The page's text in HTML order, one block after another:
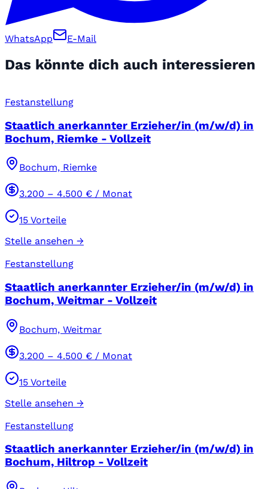
WhatsApp E-Mail
Das könnte dich auch interessieren
Festanstellung
Staatlich anerkannter Erzieher/in (m/w/d) in
Bochum, Riemke - Vollzeit
Bochum, Riemke
3.200 – 4.500 € / Monat
15 Vorteile
Stelle ansehen →
Festanstellung
Staatlich anerkannter Erzieher/in (m/w/d) in
Bochum, Weitmar - Vollzeit
Bochum, Weitmar
3.200 – 4.500 € / Monat
15 Vorteile
Stelle ansehen →
Festanstellung
Staatlich anerkannter Erzieher/in (m/w/d) in
Bochum, Hiltrop - Vollzeit